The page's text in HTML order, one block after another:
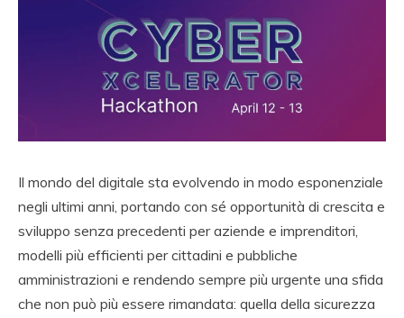
Il mondo del digitale sta evolvendo in modo esponenziale
negli ultimi anni, portando con sé opportunità di crescita e
sviluppo senza precedenti per aziende e imprenditori,
modelli più efficienti per cittadini e pubbliche
amministrazioni e rendendo sempre più urgente una sfida
che non può più essere rimandata: quella della sicurezza